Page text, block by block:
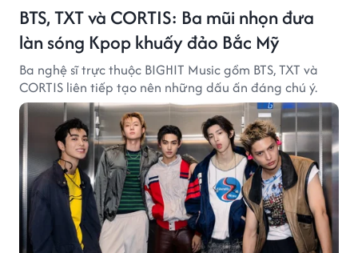
BTS, TXT và CORTIS: Ba mũi nhọn đưa
làn sóng Kpop khuấy đảo Bắc Mỹ
Ba nghệ sĩ trực thuộc BIGHIT Music gồm BTS, TXT và
CORTIS liên tiếp tạo nên những dấu ấn đáng chú ý.